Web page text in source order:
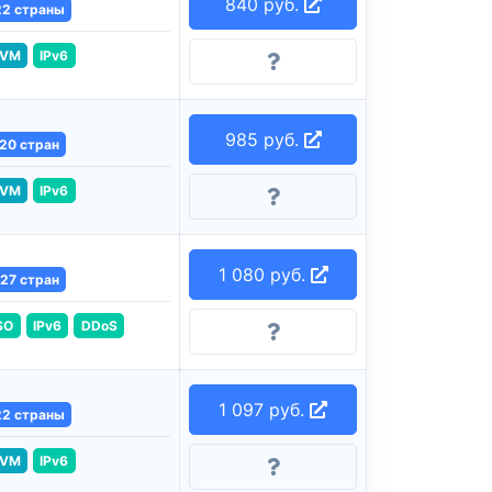
страны
IPv6
20 стран
IPv6
985 руб.
27 стран
IPv6 DDoS
1 080 руб.
страны
IPv6
1 097 руб.